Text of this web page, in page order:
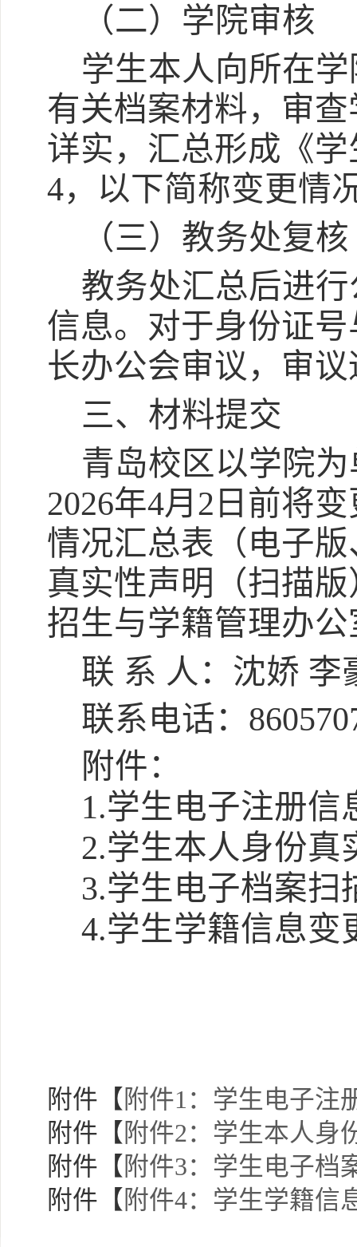
（二）学院审核
学生本人向所在
有关档案材料，审
详实，汇总形成《
4， 以下简称变更情
（三）教务处复核
教务处汇总后进
信息。对于身份证
长办公会审议，审
三、材料提交
青岛校区以学院
2026年4月 2 日 前将
情况汇总表（电子
真实性声明（扫描
招生与学籍管理办
联 系 人： 沈娇 李
联系电话：
附件：
1.学生电子注册信
2.学生本人身份真
3.学生电子档案扫
4.学生学籍信息变
附件【 附件1：学生电子注
附件【 附件2：学生本人身
附件【 附件3：学生电子档
附件【 附件4：学生学籍信